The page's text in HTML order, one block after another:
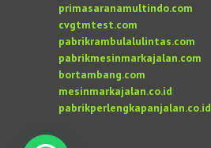
primasaranamultindo.com
cvgtmtest.com
pabrikrambulalulintas.com
pabrikmesinmarkajalan.com
bortambang.com
mesinmarkajalan.co.id
pabrikperlengkapanjalan.co.id